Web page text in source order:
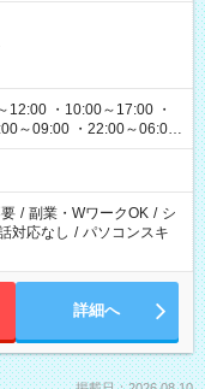
12:00 ・10:00～17:00 ・
～09:00 ・22:00～06:00
/ 副業・WワークOK / シ
対応なし / パソコンスキ
詳細へ